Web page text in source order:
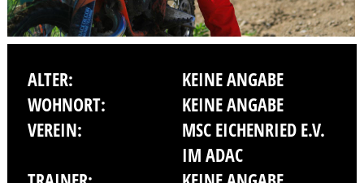
ALTER:
KEINE ANGABE
WOHNORT:
KEINE ANGABE
VEREIN:
MSC EICHENRIED E.V.
IM ADAC